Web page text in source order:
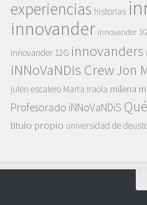
experiencias historias
innovander innovander 1G
innovander 12G innovanders
iNNoVaNDis CrewJon
julen escalero Marta Iraola milena
Profesorado iNNoVaNDiS
titulo propio universidad de